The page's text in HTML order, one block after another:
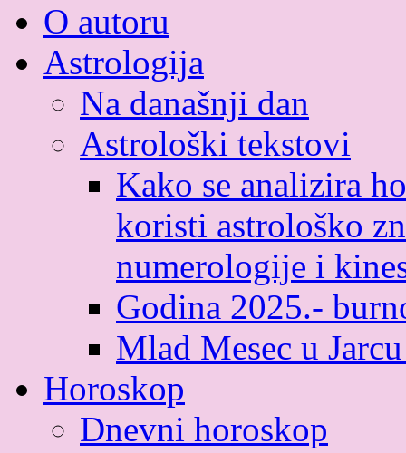
O autoru
Astrologija
Na današnji dan
Astrološki tekstovi
Kako se analizira
koristi astrološko
numerologije i
Godina 2025.-
Mlad Mesec u
Horoskop
Dnevni horoskop